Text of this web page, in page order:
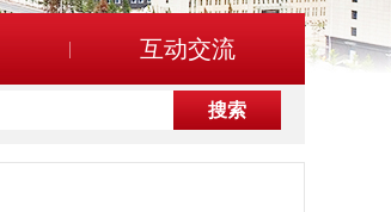
互动交流